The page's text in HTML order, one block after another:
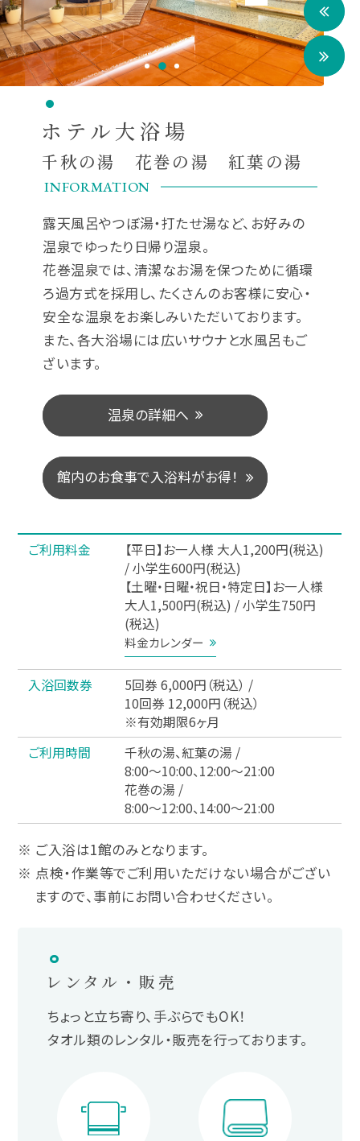
ホテル大浴場
千秋の湯 花巻の湯 紅葉の湯
INFORMATION
露天風呂やつぼ湯・打たせ湯など、お好みの
温泉でゆったり日帰り温泉。
花巻温泉では、清潔なお湯を保つために循環
ろ過方式を採用し、たくさんのお客様に安心・
安全な温泉をお楽しみいただいております。
また、各大浴場には広いサウナと水風呂もご
ざいます。
温泉の詳細へ
館内のお食事で入浴料がお得！
ご利用料金
【平日】お一人様 大人1,200円(税込)
/ 小学生600円(税込)
【土曜・日曜・祝日・特定日】お一人様
大人1,500円(税込) / 小学生750円
(税込)
料金カレンダー
入浴回数券
5回券 6,000円（税込） /
10回券 12,000円（税込）
※有効期限6ヶ月
ご利用時間
千秋の湯、紅葉の湯 /
8:00～10:00、12:00～21:00
花巻の湯 /
8:00～12:00、14:00～21:00
※ ご入浴は1館のみとなります。
※ 点検・作業等でご利用いただけない場合がござい
ますので、事前にお問い合わせください。
レンタル・販売
ちょっと立ち寄り、手ぶらでもOK！
タオル類のレンタル・販売を行っております。